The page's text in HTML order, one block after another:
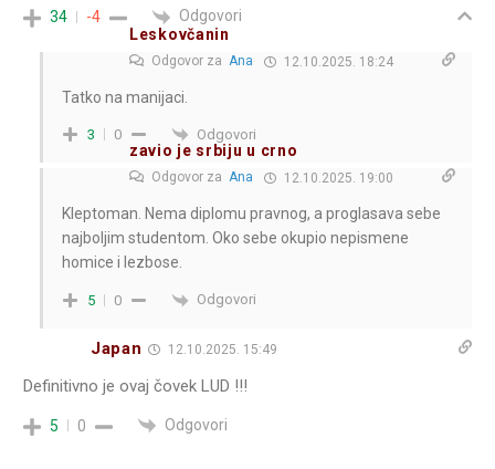
34 -4
Odgovori
Leskovčanin
Odgovor za Ana 12.10.2025. 18:24
Tatko na manijaci.
3 0 Odgovori
zavio je srbiju u crno
Odgovor za Ana 12.10.2025. 19:00
Kleptoman. Nema diplomu pravnog, a proglasava sebe
najboljim studentom. Oko sebe okupio nepismene
homice i lezbose.
5 0 Odgovori
Japan 12.10.2025. 15:49
Definitivno je ovaj čovek LUD !!!
5 0 Odgovori